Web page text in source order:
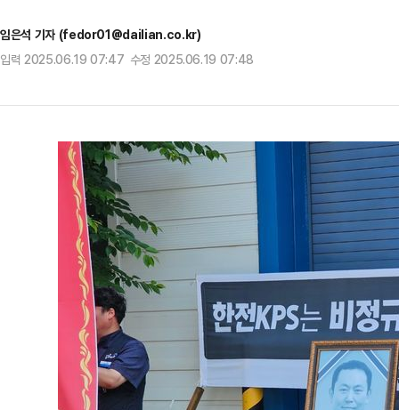
임은석 기자 (fedor01@dailian.co.kr)
입력 2025.06.19 07:47 수정 2025.06.19 07:48